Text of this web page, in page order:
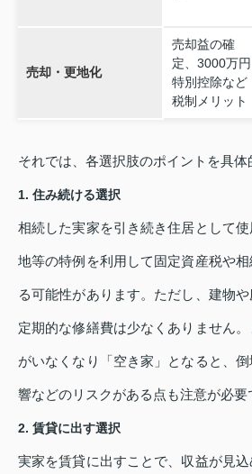
売却・更地化
売却益の確
定、3000万円
特別控除など
税制メリット
それでは、各選択肢のポイントを具体
1. 住み続ける選択
相続した実家を引き続き住居として
地等の特例を利用して固定資産税や
る可能性があります。ただし、建物や
定期的な修繕費は少なくありません
がいなくなり「空き家」となると、
響などのリスクがある点も注意が必要
2. 賃貸に出す選択
実家を賃貸に出すことで、収益が見